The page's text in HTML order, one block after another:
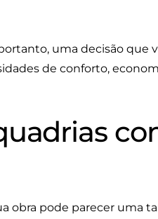
uma decisão que
de conforto,
obra pode parecer uma